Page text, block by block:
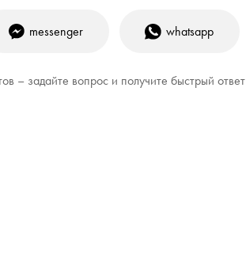
messenger whatsapp
– задайте вопрос и получите быстрый